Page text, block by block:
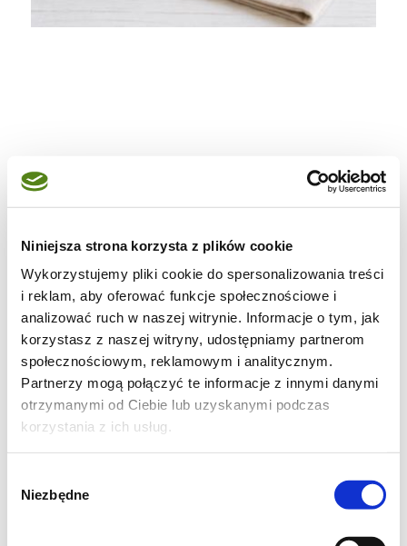
Niniejsza strona korzysta z plików cookie
Wykorzystujemy pliki cookie do spersonalizowania treści
i reklam, aby oferować funkcje społecznościowe i
analizować ruch w naszej witrynie. Informacje o tym, jak
korzystasz z naszej witryny, udostępniamy partnerom
społecznościowym, reklamowym i analitycznym.
Partnerzy mogą połączyć te informacje z innymi danymi
otrzymanymi od Ciebie lub uzyskanymi podczas
korzystania z ich usług.
zgody
Niezbędne
Składniki na ciasto ucierane z
owocami sezonowymi:
🍴 270 g miękkiego masła ( 82% tłuszczu)
🍴 150 g cukru
🍴 5 dużych jajek – w temperaturze
pokojowej
🍴 280 g mąki pszennej (najlepiej
sprawdzi się typ 450 lub 550)
🍴 1 łyżeczka proszku do pieczenia
🍴 1 łyżeczka skrobi ziemniaczanej